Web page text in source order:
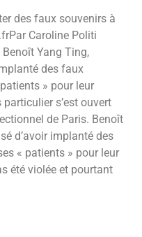
des faux souvenirs à
Caroline Politi
Yang Ting,
des faux
» pour leur
particulier s’est ouvert
de Paris. Benoît
d’avoir implanté des
« patients » pour leur
été violée et pourtant